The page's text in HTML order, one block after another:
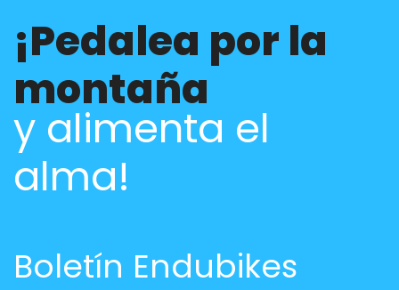
¡Pedalea por la
montaña
y alimenta el
alma!
Boletín Endubikes